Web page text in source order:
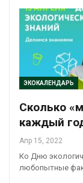
ЭКОКАЛЕНДАРЬ
Сколько
каждый
Апр 15, 2022
Ко Дню
любопытные